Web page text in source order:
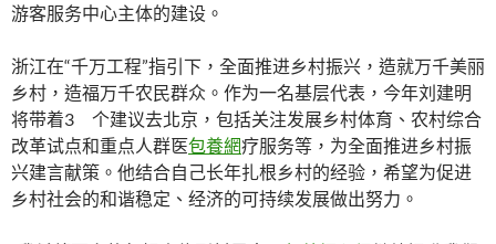
游客服务中心主体的建设。
浙江在“千万工程”指引下，全面推进乡村振兴，造就万千美丽
乡村，造福万千农民群众。作为一名基层代表，今年刘建明
将带着3 个建议去北京，包括关注发展乡村体育、农村综合
改革试点和重点人群医包養網疗服务等，为全面推进乡村振
兴建言献策。他结合自己长年扎根乡村的经验，希望为促进
乡村社会的和谐稳定、经济的可持续发展做出努力。